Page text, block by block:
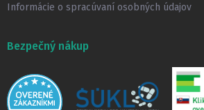
Informácie o spracúvaní osobných údajov
Bezpečný nákup